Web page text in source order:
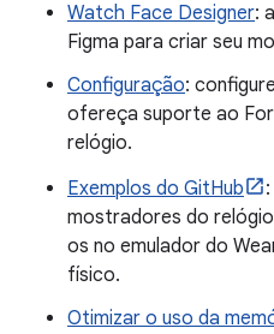
Watch Face Designer:
Figma para criar seu
Configuração:
ofereça suporte ao
relógio.
Exemplos do GitHub
mostradores do
os no emulador do
físico.
Otimizar o uso da